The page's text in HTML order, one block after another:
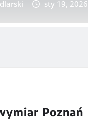
sty 19, 2026
Poznań